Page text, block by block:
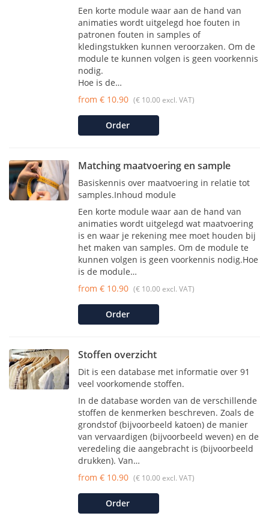
Een korte module waar aan de hand van
animaties wordt uitgelegd hoe fouten in
patronen fouten in samples of
kledingstukken kunnen veroorzaken. Om de
module te kunnen volgen is geen voorkennis
nodig.
Hoe is de…
from € 10.90 (€ 10.00 excl. VAT)
Order
Matching maatvoering en sample
Basiskennis over maatvoering in relatie tot
samples.Inhoud module
Een korte module waar aan de hand van
animaties wordt uitgelegd wat maatvoering
is en waar je rekening mee moet houden bij
het maken van samples. Om de module te
kunnen volgen is geen voorkennis nodig.Hoe
is de module…
from € 10.90 (€ 10.00 excl. VAT)
Order
Stoffen overzicht
Dit is een database met informatie over 91
veel voorkomende stoffen.
In de database worden van de verschillende
stoffen de kenmerken beschreven. Zoals de
grondstof (bijvoorbeeld katoen) de manier
van vervaardigen (bijvoorbeeld weven) en de
veredeling die aangebracht is (bijvoorbeeld
drukken). Van…
from € 10.90 (€ 10.00 excl. VAT)
Order